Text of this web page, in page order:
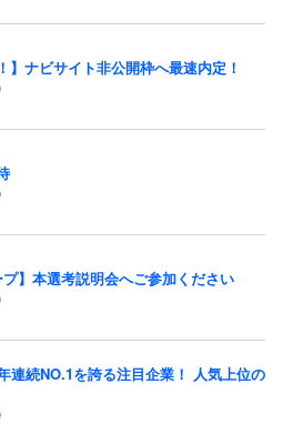
】ナビサイト非公開枠へ最速内定！
プ】本選考説明会へご参加ください
連続NO.1を誇る注目企業！ 人気上位の